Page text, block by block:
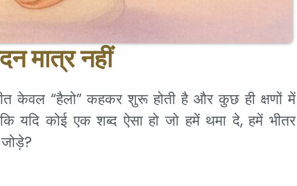
मात्र नहीं
केवल “हैलो” कहकर शुरू होती है और कुछ ही क्षणों में
यदि कोई एक शब्द ऐसा हो जो हमें थमा दे, हमें भीतर